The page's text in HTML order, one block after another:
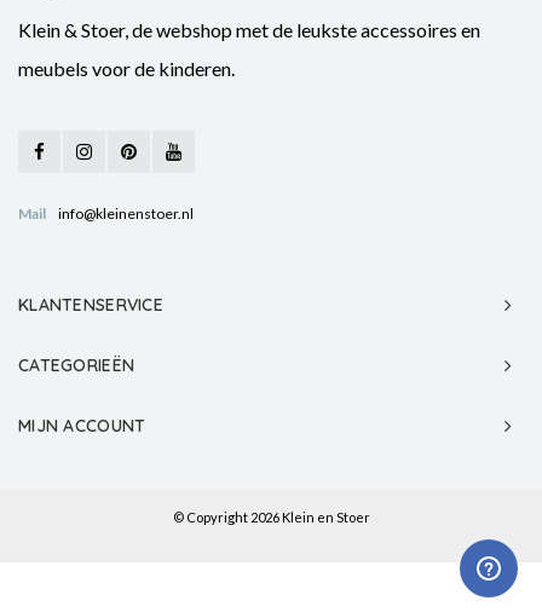
Klein & Stoer, de webshop met de leukste accessoires en
meubels voor de kinderen.
Mail info@kleinenstoer.nl
KLANTENSERVICE
CATEGORIEËN
MIJN ACCOUNT
© Copyright 2026 Klein en Stoer